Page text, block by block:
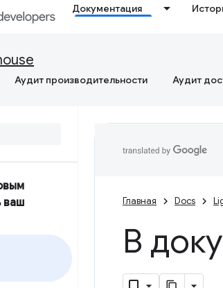
Документация
Аудит производительности Аудит
ваш
Главная Docs
В